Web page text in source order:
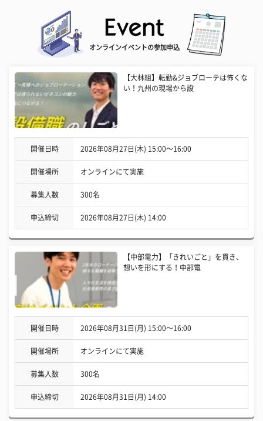
オンラインイベントの参加申込
【大林組】転勤&ジョブローテは怖くな
い！九州の現場から設
開催日時 2026年08月27日(木) 15:00〜16:00
開催場所 オンラインにて実施
募集人数 300名
申込締切 2026年08月27日(木) 14:00
【中部電力】「きれいごと」を貫き、
想いを形にする！中部電
開催日時 2026年08月31日(月) 15:00〜16:00
開催場所 オンラインにて実施
募集人数 300名
申込締切 2026年08月31日(月) 14:00